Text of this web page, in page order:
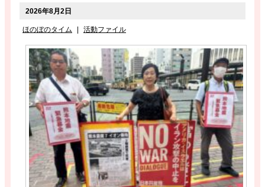
2026年8月2日
ほのぼのタイム 活動ファイル